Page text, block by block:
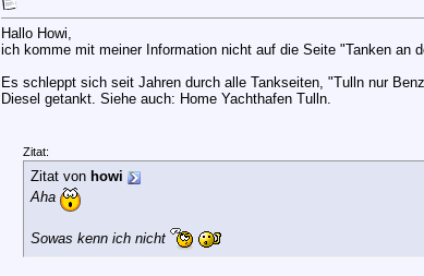
Hallo Howi,
ich komme mit meiner Information nicht auf die Seite "Tanken an
Es schleppt sich seit Jahren durch alle Tankseiten, "Tulln nur
Diesel getankt. Siehe auch: Home Yachthafen Tulln.
Zitat:
Zitat von howi
Aha
Sowas kenn ich nicht